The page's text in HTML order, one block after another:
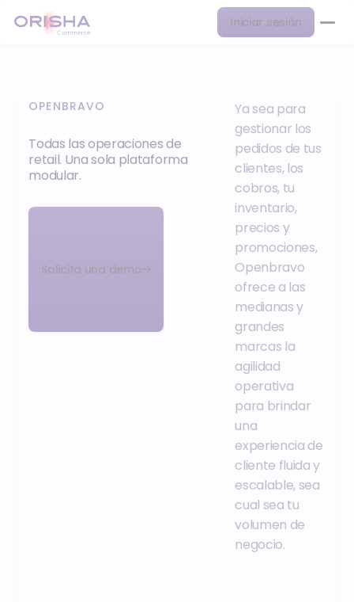
Iniciar sesión
OPENBRAVO
Todas las operaciones de
retail. Una sola plataforma
modular.
Solicita una demo
Ya sea para
gestionar los
pedidos de tus
clientes, los
cobros, tu
inventario,
precios y
promociones,
Openbravo
ofrece a las
medianas y
grandes
marcas la
agilidad
operativa
para brindar
una
experiencia de
cliente fluida y
escalable, sea
cual sea tu
volumen de
negocio.